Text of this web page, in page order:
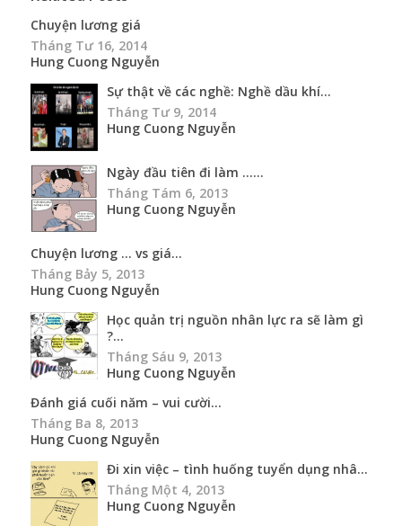
Chuyện lương giá
Tháng Tư 16, 2014
Hung Cuong Nguyễn
Sự thật về các nghề: Nghề dầu khí...
Tháng Tư 9, 2014
Hung Cuong Nguyễn
Ngày đầu tiên đi làm …...
Tháng Tám 6, 2013
Hung Cuong Nguyễn
Chuyện lương … vs giá...
Tháng Bảy 5, 2013
Hung Cuong Nguyễn
Học quản trị nguồn nhân lực ra sẽ làm gì
?...
Tháng Sáu 9, 2013
Hung Cuong Nguyễn
Đánh giá cuối năm – vui cười...
Tháng Ba 8, 2013
Hung Cuong Nguyễn
Đi xin việc – tình huống tuyển dụng nhâ...
Tháng Một 4, 2013
Hung Cuong Nguyễn